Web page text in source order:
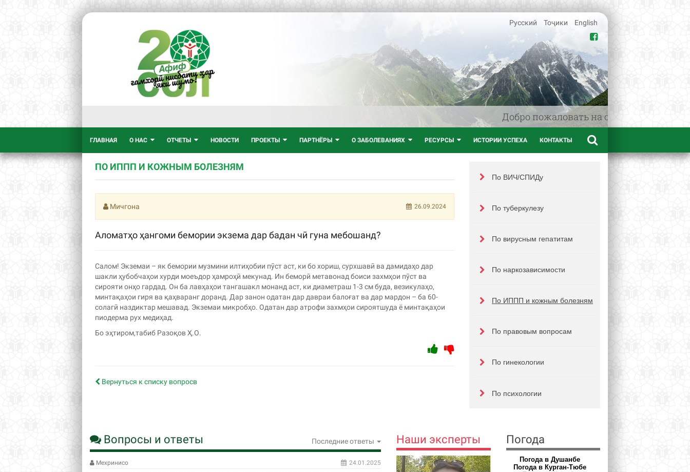
Добро пожаловать на сайт www.afif.tj -
Русский Тоҷики English
ГЛАВНАЯ О НАС ОТЧЕТЫ НОВОСТИ ПРОЕКТЫ ПАРТНЁРЫ О ЗАБОЛЕВАНИЯХ РЕСУРСЫ ИСТОРИИ УСПЕХА КОНТАКТЫ
ПО ИППП И КОЖНЫМ БОЛЕЗНЯМ
Мичгона 26.09.2024
Аломатҳо ҳангоми бемории экзема дар бадан чӣ гуна мебошанд?
Салом! Экземаи – як бемории музмини илтиҳобии пӯст аст, ки бо хориш, сурхшавӣ ва дамидаҳо дар
шакли ҳубобчаҳои хурди моеъдор ҳамроҳӣ мекунад. Ин беморӣ метавонад боиси захмҳои пӯст ва
сирояти онҳо гардад. Он ба лавҳаҳои тангашакл монанд аст, ки диаметраш 1-3 см буда, везикулаҳо,
минтақаҳои гиря ва қаҳваранг доранд. Дар занон одатан дар давраи балоғат ва дар мардон – ба 60-
солагӣ наздиктар мешавад. Экземаи микробҳо. Одатан дар атрофи захмҳои сироятшуда ё минтақаҳои
пиодерма рух медиҳад.
Бо эҳтиром,табиб Разоқов Ҳ.О.
Вернуться к списку вопросв
По ВИЧ/СПИДу
По туберкулезу
По вирусным гепатитам
По наркозависимости
По ИППП и кожным болезням
По правовым вопросам
По гинекологии
По психологии
Вопросы и ответы Последние ответы
Мехринисо 24.01.2025
Наши эксперты Погода
Погода в Душанбе
Погода в Курган-Тюбе